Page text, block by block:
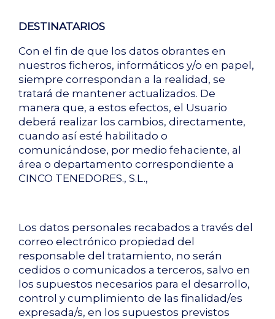
DESTINATARIOS
Con el fin de que los datos obrantes en
nuestros ficheros, informáticos y/o en papel,
siempre correspondan a la realidad, se
tratará de mantener actualizados. De
manera que, a estos efectos, el Usuario
deberá realizar los cambios, directamente,
cuando así esté habilitado o
comunicándose, por medio fehaciente, al
área o departamento correspondiente a
CINCO TENEDORES., S.L.,
Los datos personales recabados a través del
correo electrónico propiedad del
responsable del tratamiento, no serán
cedidos o comunicados a terceros, salvo en
los supuestos necesarios para el desarrollo,
control y cumplimiento de las finalidad/es
expresada/s, en los supuestos previstos